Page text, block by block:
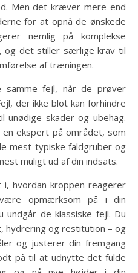
Men det kræver mere end
for at opnå de ønskede
nemlig på komplekse
og det stiller særlige krav til
af træningen.
samme fejl, når de prøver
der ikke blot kan forhindre
skader og ubehag.
ekspert på området, som
mest typiske faldgruber og
muligt ud af din indsats.
hvordan kroppen reagerer
opmærksom på i din
undgår de klassiske fejl. Du
hydrering og restitution – og
og justerer din fremgang
på til at udnytte det fulde